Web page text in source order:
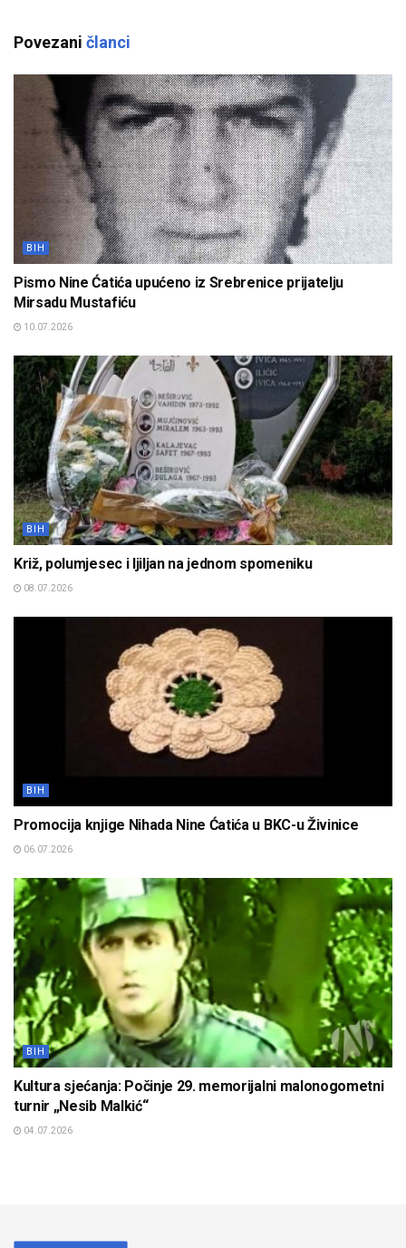
Povezani članci
BIH
Pismo Nine Ćatića upućeno iz Srebrenice prijatelju
Mirsadu Mustafiću
10.07.2026
BIH
Križ, polumjesec i ljiljan na jednom spomeniku
08.07.2026
BIH
Promocija knjige Nihada Nine Ćatića u BKC-u Živinice
06.07.2026
BIH
Kultura sjećanja: Počinje 29. memorijalni malonogometni
turnir „Nesib Malkić“
04.07.2026